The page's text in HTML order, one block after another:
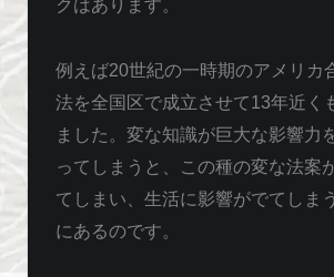
クはあります。
例えば20世紀の一時期のアメリカ
法を全国区で成立させて13年近く
ました。変な知識が巨大な影響力
ってしまうと、この種の変な法案
てしまい、生活に影響がでてしま
にあるのです。